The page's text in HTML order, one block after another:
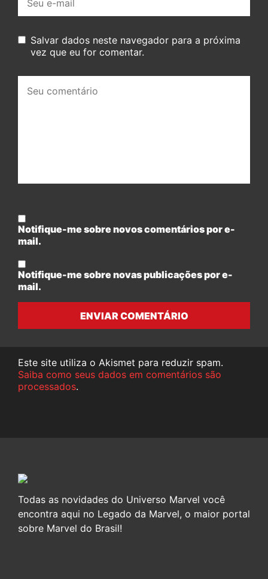
mail:
Salvar dados neste navegador para a próxima
vez que eu for comentar.
comentário:
Notifique-me sobre novos comentários por e-
mail.
Notifique-me sobre novas publicações por e-
mail.
ENVIAR COMENTÁRIO
Este site utiliza o Akismet para reduzir spam.
Saiba como seus dados em comentários são
processados.
Todas as novidades do Universo Marvel você
encontra aqui no Legado da Marvel, o maior portal
sobre Marvel do Brasil!